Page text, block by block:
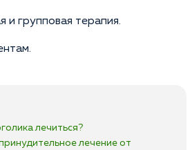
и групповая терапия.
лечиться?
лечение от